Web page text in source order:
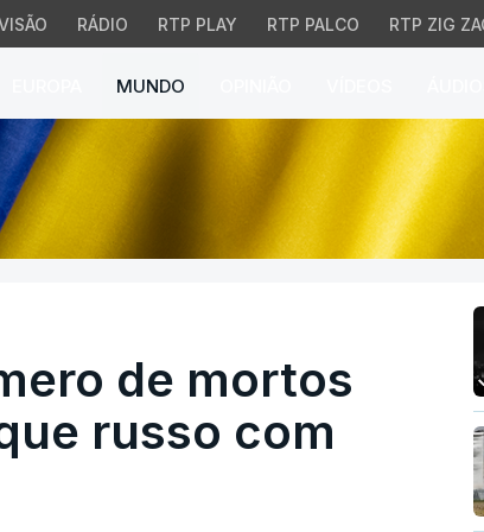
RÁDIO RTP PLAY RTP PALCO RTP ZIG
MUNDO
de mortos
de mortos
russo com